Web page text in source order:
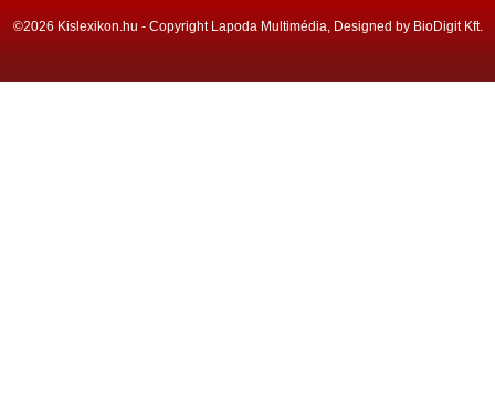
©2026 Kislexikon.hu - Copyright Lapoda Multimédia, Designed by BioDigit Kft.